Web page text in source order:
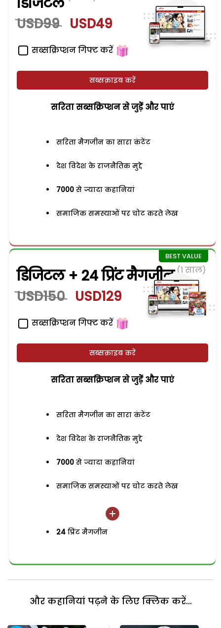
USD99 USD49
सब्सक्रिप्शन गिफ्ट करें
सब्सक्राइब करें
सरिता सब्सक्रिप्शन से जुड़ेें और पाएं
सरिता मैगजीन का सारा कंटेंट
देश विदेश के राजनैतिक मुद्दे
7000 से ज्यादा कहानियां
समाजिक समस्याओं पर चोट करते लेख
डिजिटल + 24 प्रिंट मैगजीन (1 साल)
USD150 USD129
सब्सक्रिप्शन गिफ्ट करें
सब्सक्राइब करें
सरिता सब्सक्रिप्शन से जुड़ेें और पाएं
सरिता मैगजीन का सारा कंटेंट
देश विदेश के राजनैतिक मुद्दे
7000 से ज्यादा कहानियां
समाजिक समस्याओं पर चोट करते लेख
24 प्रिंट मैगजीन
और कहानियां पढ़ने के लिए क्लिक करें...